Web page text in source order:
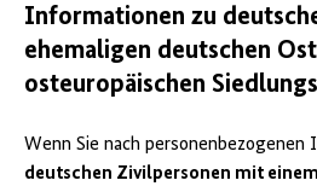
Informationen zu
ehemaligen deutschen
osteuropäischen
Wenn Sie nach personenbezogenen
deutschen Zivilpersonen mit